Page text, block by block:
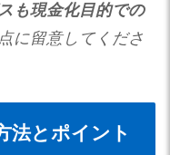
も現金化目的での
点に留意してくださ
法とポイント